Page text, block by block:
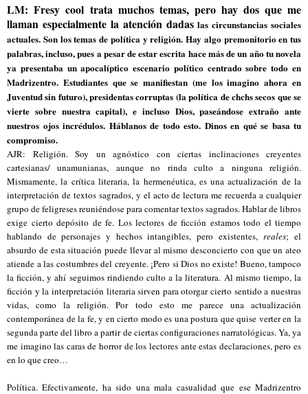
LM: Fresy cool trata muchos temas, pero hay dos que me
llaman especialmente la atención dadas las circunstancias sociales
actuales. Son los temas de política y religión. Hay algo premonitorio en tus
palabras, incluso, pues a pesar de estar escrita hace más de un año tu novela
ya presentaba un apocalíptico escenario político centrado sobre todo en
Madrizentro. Estudiantes que se manifiestan (me los imagino ahora en
Juventud sin futuro), presidentas corruptas (la política de chchs secos que se
vierte sobre nuestra capital), e incluso Dios, paseándose extraño ante
nuestros ojos incrédulos. Háblanos de todo esto. Dinos en qué se basa tu
compromiso.
AJR: Religión. Soy un agnóstico con ciertas inclinaciones creyentes
cartesianas/ unamunianas, aunque no rinda culto a ninguna religión.
Mismamente, la crítica literaria, la hermenéutica, es una actualización de la
interpretación de textos sagrados, y el acto de lectura me recuerda a cualquier
grupo de feligreses reuniéndose para comentar textos sagrados. Hablar de libros
exige cierto depósito de fe. Los lectores de ficción estamos todo el tiempo
hablando de personajes y hechos intangibles, pero existentes,reales; el
absurdo de esta situación puede llevar al mismo desconcierto con que un ateo
atiende a las costumbres del creyente. ¡Pero si Dios no existe! Bueno, tampoco
la ficción, y ahí seguimos rindiendo culto a la literatura. Al mismo tiempo, la
ficción y la interpretación literaria sirven para otorgar cierto sentido a nuestras
vidas, como la religión. Por todo esto me parece una actualización
contemporánea de la fe, y en cierto modo es una postura que quise verter en la
segunda parte del libro a partir de ciertas configuraciones narratológicas. Ya, ya
me imagino las caras de horror de los lectores ante estas declaraciones, pero es
en lo que creo…
Política. Efectivamente, ha sido una mala casualidad que ese Madrizentro